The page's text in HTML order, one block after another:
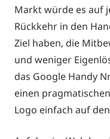
Markt würde es auf
Rückkehr in den
Ziel haben, die
und weniger
das Google Handy
einen
Logo einfach auf